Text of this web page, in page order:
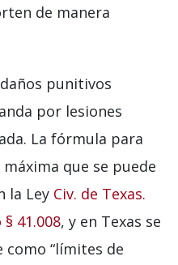
de manera
punitivos
por lesiones
La fórmula para
que se puede
la Ley Civ. de Texas.
41.008, y en Texas se
como “límites de